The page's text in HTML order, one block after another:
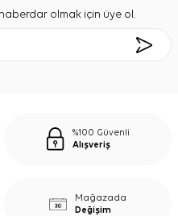
olmak için üye ol.
%100 Güvenli
Alışveriş
Mağazada
Değişim